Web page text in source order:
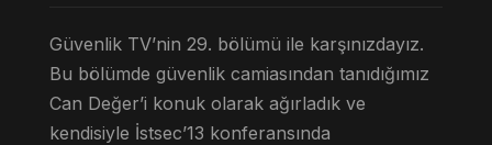
Güvenlik TV’nin 29. bölümü ile karşınızdayız.
Bu bölümde güvenlik camiasından tanıdığımız
Can Değer’i konuk olarak ağırladık ve
kendisiyle İstsec’13 konferansında